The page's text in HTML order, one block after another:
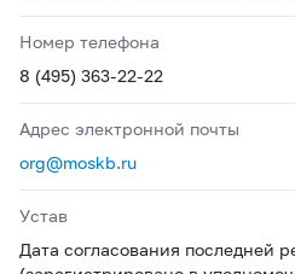
Номер телефона
8 (495) 363-22-22
Адрес электронной почты
org@moskb.ru
Устав
Дата согласования последней